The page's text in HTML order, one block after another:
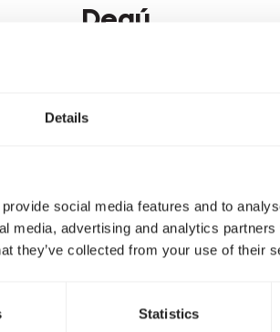
Details
social media features and to
media, advertising and analytics
they’ve collected from your use of their
Statistics
Degú